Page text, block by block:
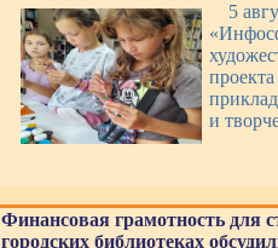
5
и
Финансовая грамотность для
городских библиотеках